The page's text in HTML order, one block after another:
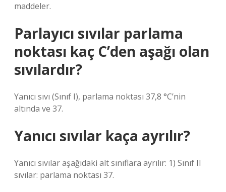
maddeler.
Parlayıcı sıvılar parlama
noktası kaç C’den aşağı olan
sıvılardır?
Yanıcı sıvı (Sınıf I), parlama noktası 37,8 °C’nin
altında ve 37.
Yanıcı sıvılar kaça ayrılır?
Yanıcı sıvılar aşağıdaki alt sınıflara ayrılır: 1) Sınıf II
sıvılar: parlama noktası 37.